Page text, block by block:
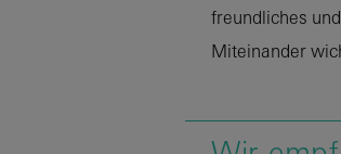
freundliches
Miteinander